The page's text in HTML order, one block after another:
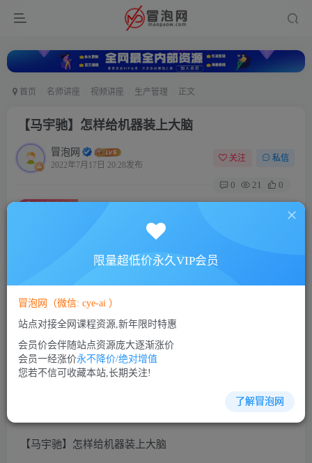
首页 名师讲座 视频讲座 生产管理 正文
【马宇驰】怎样给机器装上大脑
冒泡网
2022年7月17日 20:28发布
关注 私信
0 21 0
【马宇驰】怎样给机器装上大脑
此内容为付费资源，请付费后查看
5
VIP会员 免费
立即购买
您当前未登录！建议登陆后购买，可保存购买订单
【马宇驰】怎样给机器装上大脑
限量超低价永久VIP会员
冒泡网（微信: cye-ai ）
站点对接全网课程资源,新年限时特惠
会员价会伴随站点资源庞大逐渐涨价
会员一经涨价永不降价/绝对增值
您若不信可收藏本站,长期关注!
了解冒泡网